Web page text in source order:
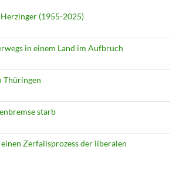
(1955-2025)
in einem Land im Aufbruch
Thüringen
starb
Zerfallsprozess der liberalen